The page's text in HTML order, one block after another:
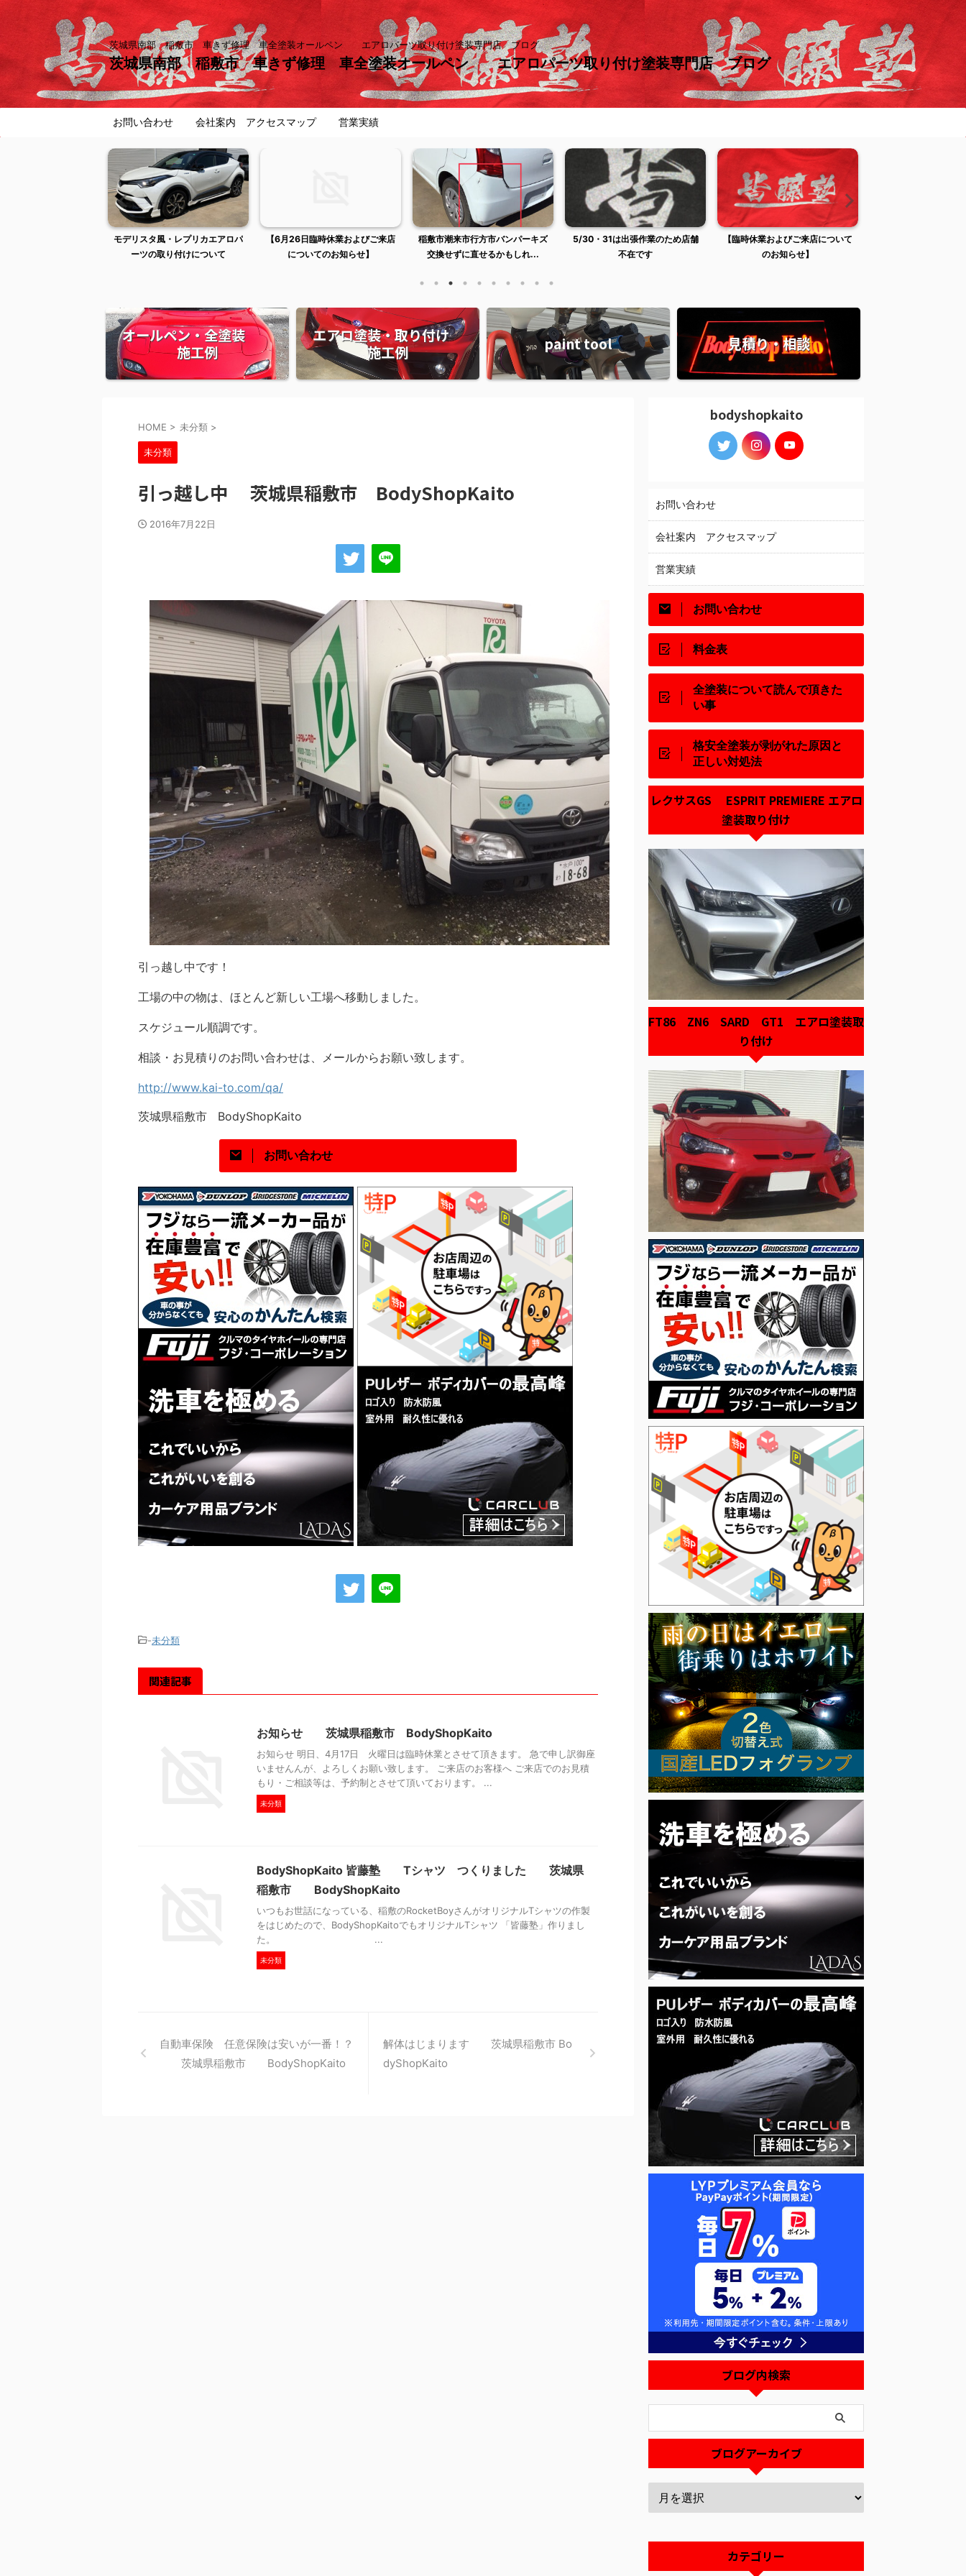
茨城県南部 稲敷市 車きず修理 車全塗装オールペン エアロパーツ取り付け塗装専門店 ブログ
茨城県南部 稲敷市 車きず修理 車全塗装オールペン エアロパーツ取り付け塗装専門店 ブログ
お問い合わせ 会社案内 アクセスマップ 営業実績
モデリスタ風・レプリカエアロパ
ーツの取り付けについて
【6月26日臨時休業およびご来店
についてのお知らせ】
稲敷市潮来市行方市バンパーキズ
交換せずに直せるかもしれ...
5/30・31は出張作業のため店舗
不在です
【臨時休業およびご来店について
のお知らせ】
オールペン・全塗装
施工例
エアロ塗装・取り付け
施工例
paint tool 見積り・相談
HOME > 未分類 >
未分類
引っ越し中 茨城県稲敷市 BodyShopKaito
2016年7月22日
引っ越し中です！
工場の中の物は、ほとんど新しい工場へ移動しました。
スケジュール順調です。
相談・お見積りのお問い合わせは、メールからお願い致します。
http://www.kai-to.com/qa/
茨城県稲敷市 BodyShopKaito
お問い合わせ
-未分類
関連記事
お知らせ 茨城県稲敷市 BodyShopKaito
お知らせ 明日、4月17日 火曜日は臨時休業とさせて頂きます。 急で申し訳御座
いませんんが、よろしくお願い致します。 ご来店のお客様へ ご来店でのお見積
もり・ご相談等は、予約制とさせて頂いております。 ...
未分類
BodyShopKaito 皆藤塾 Tシャツ つくりました 茨城県
稲敷市 BodyShopKaito
いつもお世話になっている、稲敷のRocketBoyさんがオリジナルTシャツの作製
をはじめたので、BodyShopKaitoでもオリジナルTシャツ 「皆藤塾」作りまし
た。 ...
未分類
自動車保険 任意保険は安いが一番！？
茨城県稲敷市 BodyShopKaito
解体はじまります 茨城県稲敷市 Bo
dyShopKaito
bodyshopkaito
お問い合わせ
会社案内 アクセスマップ
営業実績
お問い合わせ
料金表
全塗装について読んで頂きた
い事
格安全塗装が剥がれた原因と
正しい対処法
レクサスGS ESPRIT PREMIERE エアロ
塗装取り付け
FT86 ZN6 SARD GT1 エアロ塗装取
り付け
ブログ内検索
ブログアーカイブ
カテゴリー